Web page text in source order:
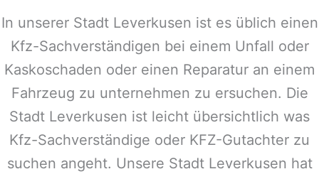
In unserer Stadt Leverkusen ist es üblich einen
Kfz-Sachverständigen bei einem Unfall oder
Kaskoschaden oder einen Reparatur an einem
Fahrzeug zu unternehmen zu ersuchen. Die
Stadt Leverkusen ist leicht übersichtlich was
Kfz-Sachverständige oder KFZ-Gutachter zu
suchen angeht. Unsere Stadt Leverkusen hat